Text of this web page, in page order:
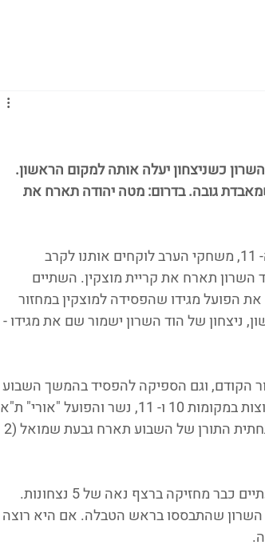
כשניצחון יעלה אותה למקום הראשון.
גובה. בדרום: מטה יהודה תארח את
בעוד שקשה היה לדעת איפה לשים את הפוקוס במחזור ה- 11, משחקי הערב לוקחים אותנו לקרב
תארח את קריית מוצקין. השתיים
הפועל מגידו שהפסידה למוצקין במחזור
ניצחון של הוד השרון ישמור שם את מגידו -
הקודם, וגם הספיקה להפסיד בהמשך השבוע
לכרמיאל. קרבות התחתית עדיין פתוחים לחלוטין, כשלקבוצות במקומות 10 ו- 11, נשר והפועל "אורי" ת"א
ועוד מילה אחת על הצפון, כי בכל זאת - בשקט בשקט גבעתיים כבר מחזיקה ברצף נאה של 5 נצחונות.
השרון שהתבססו בראש הטבלה. אם היא רוצה